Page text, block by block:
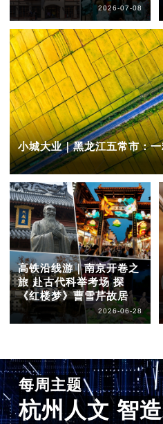
2026-07-08
小城大业｜黑龙江五常市：
高铁沿线游｜南京开卷之
旅 赴古代科举考场 探
《红楼梦》曹雪芹故居
2026-06-28
每周主题
杭州人文 智